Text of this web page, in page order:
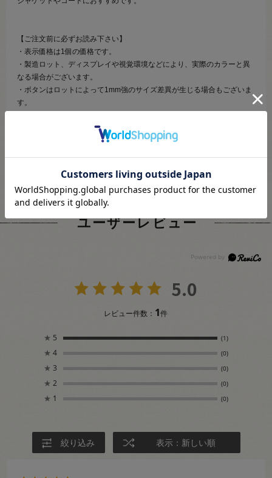
【ご注文前に必ずお読み下さい】
・表示価格は1個の価格です。
・製造ロット、ディスプレイや視覚環境などにより、実際のカラーと異
なる場合がございます。
・ボタンはロットによって1mm強のサイズ差異が生じる場合もございま
す。
・当社の他オンラインショップと在庫を共有しており、注文が確定して
も完売･欠品の場合があります。予めご了承下さい。
ユーザーレビュー
5.0
レビュー件数： 1件
★ 5 (1)
★ 4 (0)
★ 3 (0)
★ 2 (0)
★ 1 (0)
絞り込み 表示：新しい順